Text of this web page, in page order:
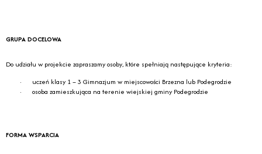
GRUPA DOCELOWA
Do udziału w projekcie zapraszamy osoby, które spełniają następujące kryteria:
·
uczeń klasy 1 – 3 Gimnazjum w miejscowości Brzezna lub Podegrodzie
·
osoba zamieszkująca na terenie wiejskiej gminy Podegrodzie
FORMA WSPARCIA